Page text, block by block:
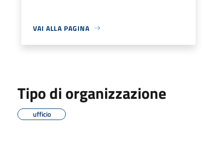
VAI ALLA PAGINA
Tipo di organizzazione
ufficio